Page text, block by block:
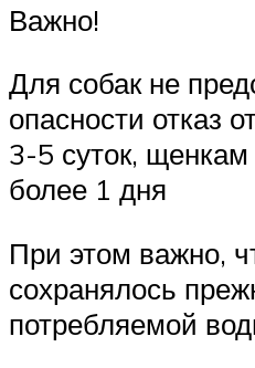
Важно!
Для собак не
опасности отказ
3-5 суток, щенкам
более 1 дня
При этом важно,
сохранялось
потребляемой